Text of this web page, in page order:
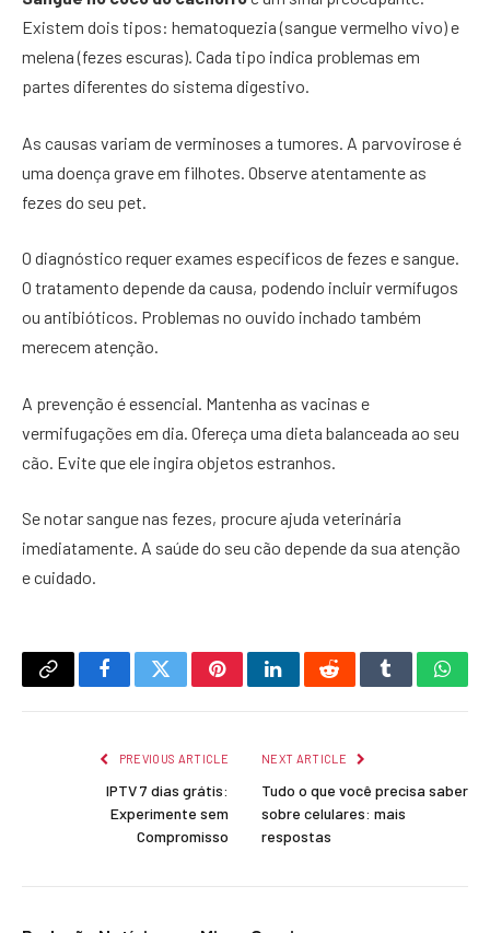
Existem dois tipos: hematoquezia (sangue vermelho vivo) e
melena (fezes escuras). Cada tipo indica problemas em
partes diferentes do sistema digestivo.
As causas variam de verminoses a tumores. A parvovirose é
uma doença grave em filhotes. Observe atentamente as
fezes do seu pet.
O diagnóstico requer exames específicos de fezes e sangue.
O tratamento depende da causa, podendo incluir vermífugos
ou antibióticos. Problemas no ouvido inchado também
merecem atenção.
A prevenção é essencial. Mantenha as vacinas e
vermifugações em dia. Ofereça uma dieta balanceada ao seu
cão. Evite que ele ingira objetos estranhos.
Se notar sangue nas fezes, procure ajuda veterinária
imediatamente. A saúde do seu cão depende da sua atenção
e cuidado.
Copy
FacebookTwitterPinterestLinkedInRedditTumblr
PREVIOUS ARTICLE
IPTV 7 dias grátis:
Experimente sem
Compromisso
NEXT ARTICLE
Tudo o que você precisa saber
sobre celulares: mais
respostas